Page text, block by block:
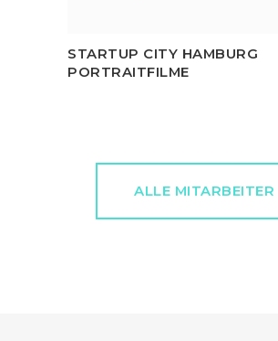
STARTUP CITY HAMBURG
PORTRAITFILME
ALLE MITARBEITER